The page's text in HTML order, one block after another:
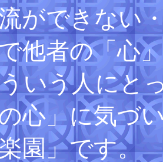
ができない
他者の「心
いう人にと
の心」に気づ
園」です。